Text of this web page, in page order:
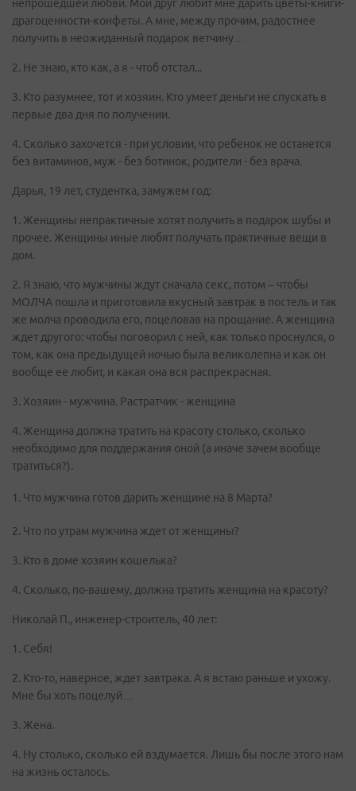
непрошедшей любви. Мой друг любит мне дарить цветы-книги-
драгоценности-конфеты. А мне, между прочим, радостнее
получить в неожиданный подарок ветчину…
2. Не знаю, кто как, а я - чтоб отстал...
3. Кто разумнее, тот и хозяин. Кто умеет деньги не спускать в
первые два дня по получении.
4. Сколько захочется - при условии, что ребенок не останется
без витаминов, муж - без ботинок, родители - без врача.
Дарья, 19 лет, студентка, замужем год:
1. Женщины непрактичные хотят получить в подарок шубы и
прочее. Женщины иные любят получать практичные вещи в
дом.
2. Я знаю, что мужчины ждут сначала секс, потом – чтобы
МОЛЧА пошла и приготовила вкусный завтрак в постель и так
же молча проводила его, поцеловав на прощание. А женщина
ждет другого: чтобы поговорил с ней, как только проснулся, о
том, как она предыдущей ночью была великолепна и как он
вообще ее любит, и какая она вся распрекрасная.
3. Хозяин - мужчина. Растратчик - женщина
4. Женщина должна тратить на красоту столько, сколько
необходимо для поддержания оной (а иначе зачем вообще
тратиться?).
1. Что мужчина готов дарить женщине на 8 Марта?
2. Что по утрам мужчина ждет от женщины?
3. Кто в доме хозяин кошелька?
4. Сколько, по-вашему, должна тратить женщина на красоту?
Николай П., инженер-строитель, 40 лет:
1. Себя!
2. Кто-то, наверное, ждет завтрака. А я встаю раньше и ухожу.
Мне бы хоть поцелуй…
3. Жена.
4. Ну столько, сколько ей вздумается. Лишь бы после этого нам
на жизнь осталось.